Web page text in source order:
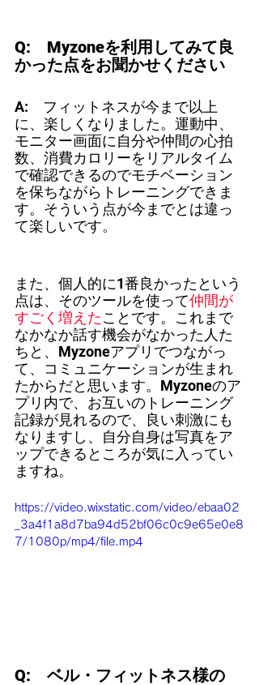
Q:　Myzoneを利用してみて良
かった点をお聞かせください
A:　フィットネスが今まで以上
に、楽しくなりました。運動中、
モニター画面に自分や仲間の心拍
数、消費カロリーをリアルタイム
で確認できるのでモチベーション
を保ちながらトレーニングできま
す。そういう点が今までとは違っ
て楽しいです。
また、個人的に1番良かったという
点は、そのツールを使って仲間が
すごく増えたことです。これまで
なかなか話す機会がなかった人た
ちと、Myzoneアプリでつながっ
て、コミュニケーションが生まれ
たからだと思います。Myzoneのア
プリ内で、お互いのトレーニング
記録が見れるので、良い刺激にも
なりますし、自分自身は写真をア
ップできるところが気に入ってい
ますね。
https://video.wixstatic.com/video/ebaa02
_3a4f1a8d7ba94d52bf06c0c9e65e0e8
7/1080p/mp4/file.mp4
Q:　ベル・フィットネス様の